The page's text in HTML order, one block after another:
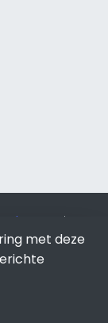
bureau
Lion
SEO
onderdeel van
met deze